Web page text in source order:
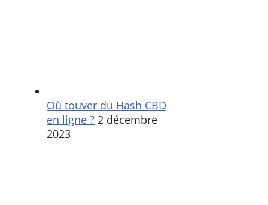
Où touver du Hash CBD
en ligne ? 2 décembre
2023